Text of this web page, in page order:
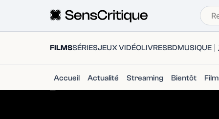
FILMSSÉRIESJEUX VIDÉOLIVRESBDMUSIQUE
Accueil Actualité Streaming Bientôt